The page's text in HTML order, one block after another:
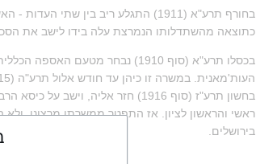
כתוצאה מהשתדלותו הנמרצת עלה בידו לישב את
בירושלים.